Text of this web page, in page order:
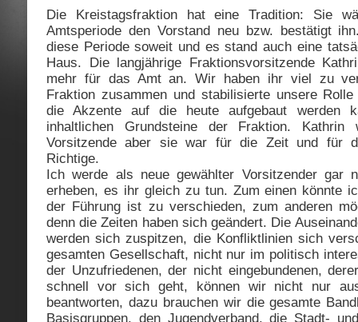
Die Kreistagsfraktion hat eine Tradition: Sie
Amtsperiode den Vorstand neu bzw. bestätigt
diese Periode soweit und es stand auch eine
Haus. Die langjährige Fraktionsvorsitzende
mehr für das Amt an. Wir haben ihr viel zu
Fraktion zusammen und stabilisierte unsere
die Akzente auf die heute aufgebaut werden
inhaltlichen Grundsteine der Fraktion.
Vorsitzende aber sie war für die Zeit und für
Richtige.
Ich werde als neue gewählter Vorsitzender gar
erheben, es ihr gleich zu tun. Zum einen könnte
der Führung ist zu verschieden, zum anderen
denn die Zeiten haben sich geändert. Die
werden sich zuspitzen, die Konfliktlinien sich
gesamten Gesellschaft, nicht nur im politisch
der Unzufriedenen, der nicht eingebundenen,
schnell vor sich geht, können wir nicht nur
beantworten, dazu brauchen wir die gesamte
Basisgruppen, den Jugendverband, die Stadt-